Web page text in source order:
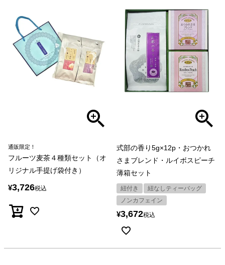
通販限定！
フルーツ麦茶４種類セット（オ
リジナル手提げ袋付き）
¥3,726税込
式部の香り5g×12p・おつかれ
さまブレンド・ルイボスピーチ
薄箱セット
紐付き
紐なしティーバッグ
ノンカフェイン
¥3,672税込